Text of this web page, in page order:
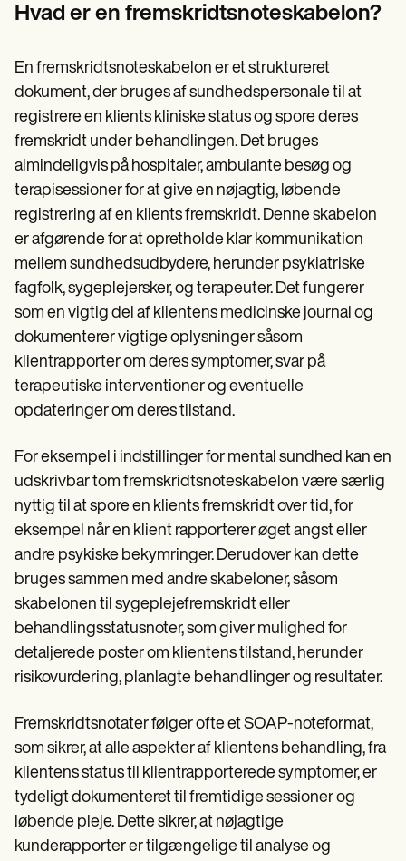
Help Center
Webinars
Switch to Carepatron
Become a Partner
Pricing
Why Carepatron?
Login
Get started
Hvad er en fremskridtsnoteskabelon?
En fremskridtsnoteskabelon er et struktureret
dokument, der bruges af sundhedspersonale til at
registrere en klients kliniske status og spore deres
fremskridt under behandlingen. Det bruges
almindeligvis på hospitaler, ambulante besøg og
terapisessioner for at give en nøjagtig, løbende
registrering af en klients fremskridt. Denne skabelon
er afgørende for at opretholde klar kommunikation
mellem sundhedsudbydere, herunder psykiatriske
fagfolk, sygeplejersker, og terapeuter. Det fungerer
som en vigtig del af klientens medicinske journal og
dokumenterer vigtige oplysninger såsom
klientrapporter om deres symptomer, svar på
terapeutiske interventioner og eventuelle
opdateringer om deres tilstand.
For eksempel i indstillinger for mental sundhed kan en
udskrivbar tom fremskridtsnoteskabelon være særlig
nyttig til at spore en klients fremskridt over tid, for
eksempel når en klient rapporterer øget angst eller
andre psykiske bekymringer. Derudover kan dette
bruges sammen med andre skabeloner, såsom
skabelonen til sygeplejefremskridt eller
behandlingsstatusnoter, som giver mulighed for
detaljerede poster om klientens tilstand, herunder
risikovurdering, planlagte behandlinger og resultater.
Fremskridtsnotater følger ofte et SOAP-noteformat,
som sikrer, at alle aspekter af klientens behandling, fra
klientens status til klientrapporterede symptomer, er
tydeligt dokumenteret til fremtidige sessioner og
løbende pleje. Dette sikrer, at nøjagtige
kunderapporter er tilgængelige til analyse og